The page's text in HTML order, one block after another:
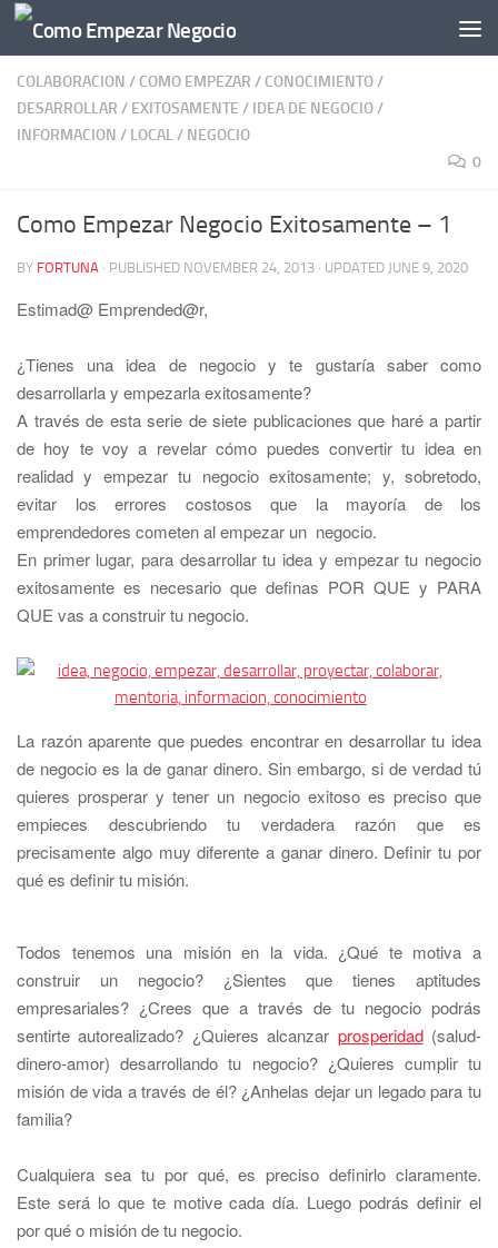
Skip to content
COLABORACION / COMO EMPEZAR / CONOCIMIENTO/
DESARROLLAR / EXITOSAMENTE / IDEA DE NEGOCIO/
INFORMACION / LOCAL/ NEGOCIO
0
Como Empezar Negocio Exitosamente – 1
BY FORTUNA · PUBLISHED NOVEMBER 24, 2013 · UPDATED JUNE 9, 2020
Estimad@ Emprended@r,
¿Tienes una idea de negocioy te gustaría saber como
desarrollarla y empezarla exitosamente?
A través de esta serie de siete publicaciones que haréa partir
de hoy te voy a revelar cómo puedes convertir tu idea en
realidad y empezar tu negocio exitosamente; y, sobretodo,
evitar los errores costosos que la mayoría de los
emprendedores cometen al empezar un negocio.
En primer lugar, para desarrollar tu idea y empezar tu negocio
exitosamente es necesario que definas POR QUE y PARA
QUE vas a construir tu negocio.
La razón aparente que puedes encontrar en desarrollar tu idea
de negocio es la de ganar dinero. Sin embargo, si de verdad tú
quieres prosperar y tener un negocio exitosoes preciso que
empieces descubriendo tu verdadera razón que es
precisamente algo muy diferente a ganar dinero. Definir tu por
qué es definir tu misión.
Todos tenemos una misión en la vida. ¿Qué te motiva a
construir un negocio? ¿Sientes que tienes aptitudes
empresariales? ¿Crees que a través de tu negocio podrás
sentirte autorealizado? ¿Quieres alcanzar prosperidad(salud-
dinero-amor) desarrollando tu negocio? ¿Quieres cumplir tu
misión de vida a través de él? ¿Anhelas dejar un legado para tu
familia?
Cualquiera sea tu por qué, es preciso definirlo claramente.
Este será lo que te motive cada día. Luego podrás definir el
por qué o misión de tu negocio.